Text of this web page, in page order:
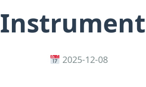
2025-12-08